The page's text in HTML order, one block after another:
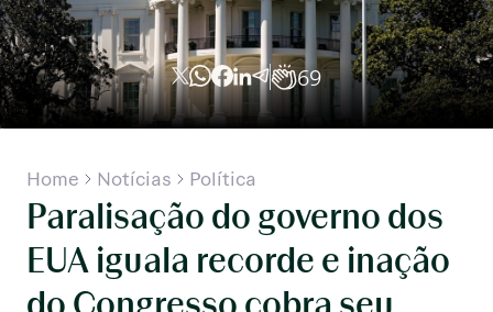
69
Home Notícias Política
Paralisação do governo dos
EUA iguala recorde e inação
do Congresso cobra seu